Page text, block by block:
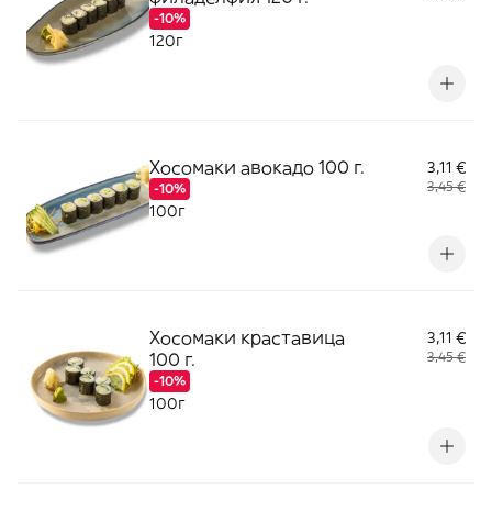
-10%
120г
Хосомаки авокадо 100 г.
-10%
3,11 €
3,45 €
100г
Хосомаки краставица
100 г.
-10%
3,11 €
3,45 €
100г